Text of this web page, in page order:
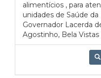
alimentícios , para
unidades de Saúde da
Governador Lacerda
Agostinho, Bela